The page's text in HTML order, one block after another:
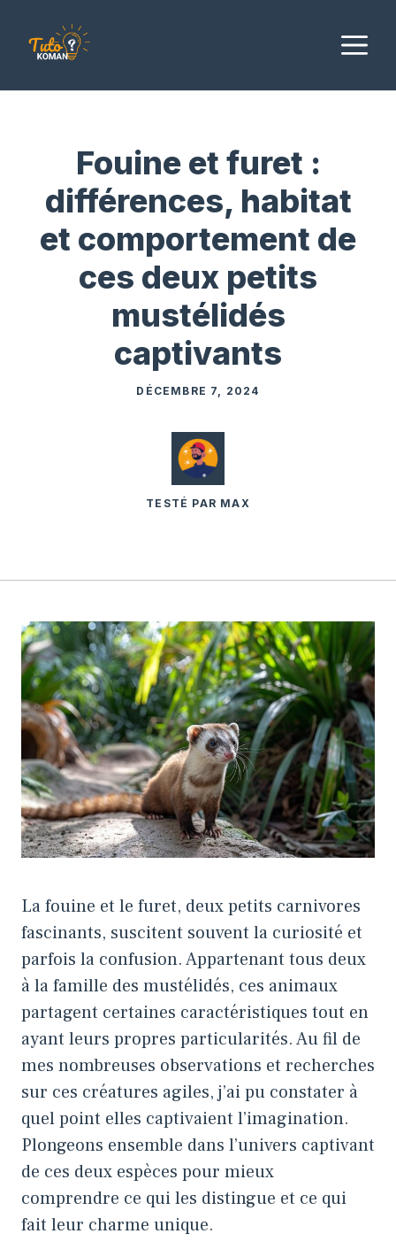
contenu
Fouine et furet :
différences, habitat
et comportement de
ces deux petits
mustélidés
captivants
DÉCEMBRE 7, 2024
TESTÉ PAR MAX
La fouine et le furet, deux petits carnivores
fascinants, suscitent souvent la curiosité et
parfois la confusion. Appartenant tous deux
à la famille des mustélidés, ces animaux
partagent certaines caractéristiques tout en
ayant leurs propres particularités. Au fil de
mes nombreuses observations et recherches
sur ces créatures agiles, j’ai pu constater à
quel point elles captivaient l’imagination.
Plongeons ensemble dans l’univers captivant
de ces deux espèces pour mieux
comprendre ce qui les distingue et ce qui
fait leur charme unique.